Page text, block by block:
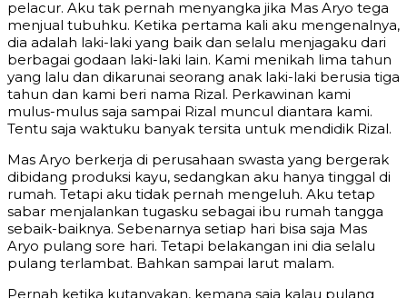
pelacur. Aku tak pernah menyangka jika Mas Aryo tega
menjual tubuhku. Ketika pertama kali aku mengenalnya,
dia adalah laki-laki yang baik dan selalu menjagaku dari
berbagai godaan laki-laki lain. Kami menikah lima tahun
yang lalu dan dikarunai seorang anak laki-laki berusia tiga
tahun dan kami beri nama Rizal. Perkawinan kami
mulus-mulus saja sampai Rizal muncul diantara kami.
Tentu saja waktuku banyak tersita untuk mendidik Rizal.
Mas Aryo berkerja di perusahaan swasta yang bergerak
dibidang produksi kayu, sedangkan aku hanya tinggal di
rumah. Tetapi aku tidak pernah mengeluh. Aku tetap
sabar menjalankan tugasku sebagai ibu rumah tangga
sebaik-baiknya. Sebenarnya setiap hari bisa saja Mas
Aryo pulang sore hari. Tetapi belakangan ini dia selalu
pulang terlambat. Bahkan sampai larut malam.
Pernah ketika kutanyakan, kemana saja kalau pulang